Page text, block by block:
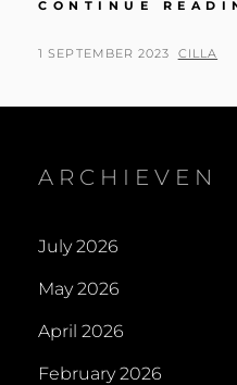
CONTINUE
POSTED
1 SEPTEMBER 2023 BY
CILLA
ARCHIEVEN
July 2026
May 2026
April 2026
February 2026